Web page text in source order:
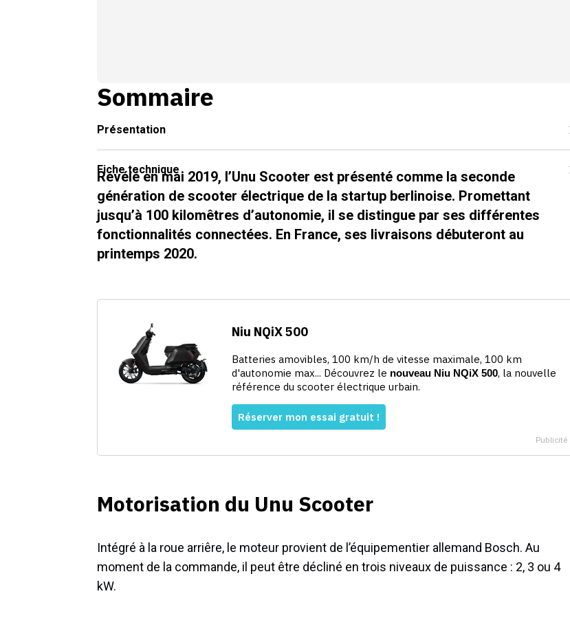
Sommaire
Présentation
Fiche technique
Révélé en mai 2019, l’Unu Scooter est présenté comme la seconde
génération de scooter électrique de la startup berlinoise. Promettant
jusqu’à 100 kilomêtres d’autonomie, il se distingue par ses différentes
fonctionnalités connectées. En France, ses livraisons débuteront au
printemps 2020.
Motorisation du Unu Scooter
Intégré à la roue arriêre, le moteur provient de l’équipementier allemand Bosch. Au
moment de la commande, il peut être décliné en trois niveaux de puissance : 2, 3 ou 4
kW.